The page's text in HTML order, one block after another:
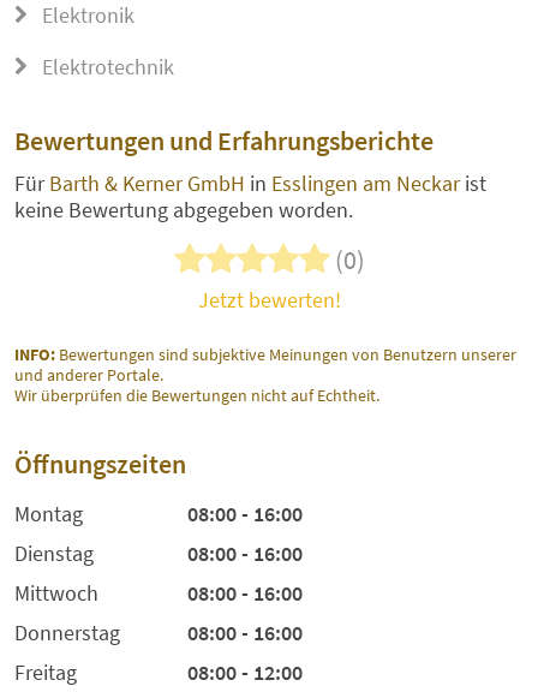
Elektronik
Elektrotechnik
Bewertungen und Erfahrungsberichte
FürBarth & Kerner GmbH in Esslingen am Neckarist
keine Bewertung abgegeben worden.
(0)
Jetzt bewerten!
INFO: Bewertungen sind subjektive Meinungen von Benutzern unserer
und anderer Portale.
Wir überprüfen die Bewertungen nicht auf Echtheit.
Öffnungszeiten
Montag
08:00 - 16:00
Dienstag
08:00 - 16:00
Mittwoch
08:00 - 16:00
Donnerstag
08:00 - 16:00
Freitag
08:00 - 12:00